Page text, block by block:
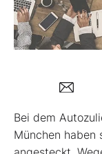
Mein
Folgen Sie uns
Kontakt
Bei dem
München